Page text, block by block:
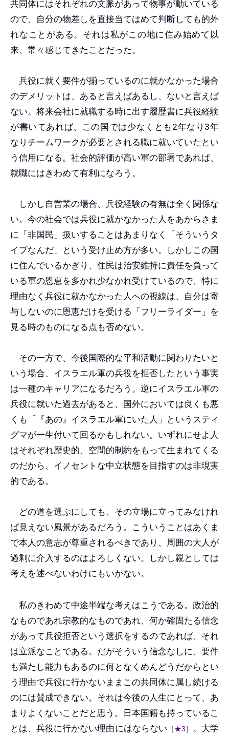
共同体にはそれぞれの文脈があって物事が動いている
ので、自分の物差しを直接当てはめて判断しても的外
れなことがある。それは私がこの地に住み始めて以
来、常々感じてきたことだった。
兵役に就く要件が揃っているのに就かなかった場合
のデメリットは、あると言えばあるし、ないと言えば
ない。将来会社に就職する時に出す履歴書に兵役経験
が書いてあれば、この国では少なくとも2年なり3年
なりチームワークが必要とされる職に就いていたとい
う信用になる。社会的評価が高い軍の部署であれば、
就職にはきわめて有利になろう。
しかし自営業の場合、兵役経験の有無は全く関係な
い。今の社会では兵役に就かなかった人をあからさま
に「非国民」扱いすることはあまりなく「そういうタ
イプなんだ」という受け止め方が多い。しかしこの国
に住んでいるかぎり、住民は治安維持に責任を負って
いる軍の恩恵を多かれ少なかれ受けているので、特に
理由なく兵役に就かなかった人への視線は、自分は寄
与しないのに恩恵だけを受ける「フリーライダー」を
見る時のものになる点も否めない。
その一方で、今後国際的な平和活動に関わりたいと
いう場合、イスラエル軍の兵役を拒否したという事実
は一種のキャリアになるだろう。逆にイスラエル軍の
兵役に就いた過去があると、国外においては良くも悪
くも「『あの』イスラエル軍にいた人」というスティ
グマが一生付いて回るかもしれない。いずれにせよ人
はそれぞれ歴史的、空間的制約をもって生まれてくる
のだから、イノセントな中立状態を目指すのは非現実
的である。
どの道を選ぶにしても、その立場に立ってみなけれ
ば見えない風景があるだろう。こういうことはあくま
で本人の意志が尊重されるべきであり、周囲の大人が
過剰に介入するのはよろしくない。しかし親としては
考えを述べないわけにもいかない。
私のきわめて中途半端な考えはこうである。政治的
なものであれ宗教的なものであれ、何か確固たる信念
があって兵役拒否という選択をするのであれば、それ
は立派なことである。だがそういう信念なしに、要件
も満たし能力もあるのに何となくめんどうだからとい
う理由で兵役に行かないままこの共同体に属し続ける
のには賛成できない。それは今後の人生にとって、あ
まりよくないことだと思う。日本国籍も持っているこ
とは、兵役に行かない理由にはならない ［ ★3 ］ 。大学